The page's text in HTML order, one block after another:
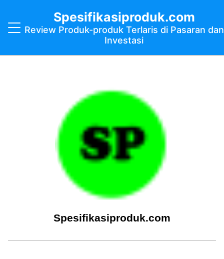
Spesifikasiproduk.com
Review Produk-produk Terlaris di Pasaran dan
Investasi
Spesifikasiproduk.com